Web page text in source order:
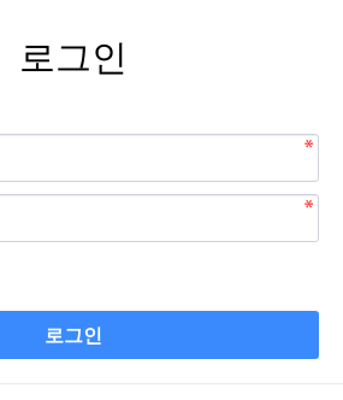
로그인
로그인